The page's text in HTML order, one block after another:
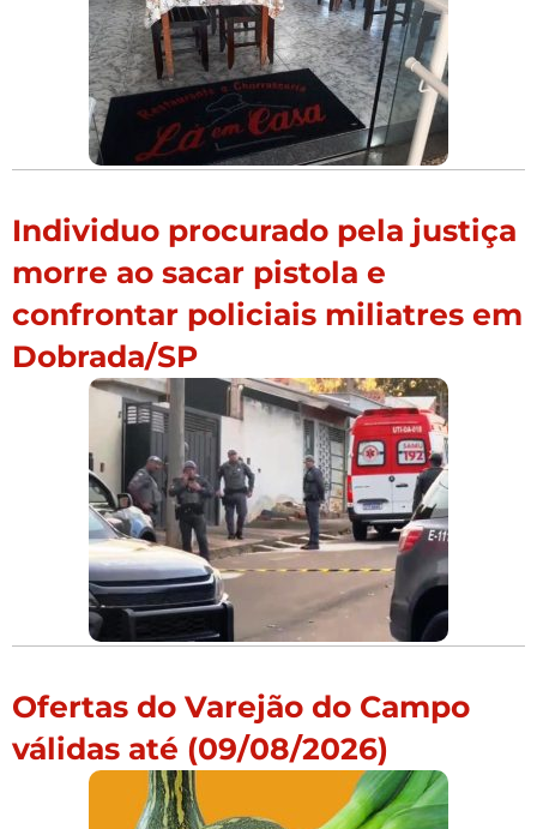
Individuo procurado pela justiça
morre ao sacar pistola e
confrontar policiais miliatres em
Dobrada/SP
Ofertas do Varejão do Campo
válidas até (09/08/2026)